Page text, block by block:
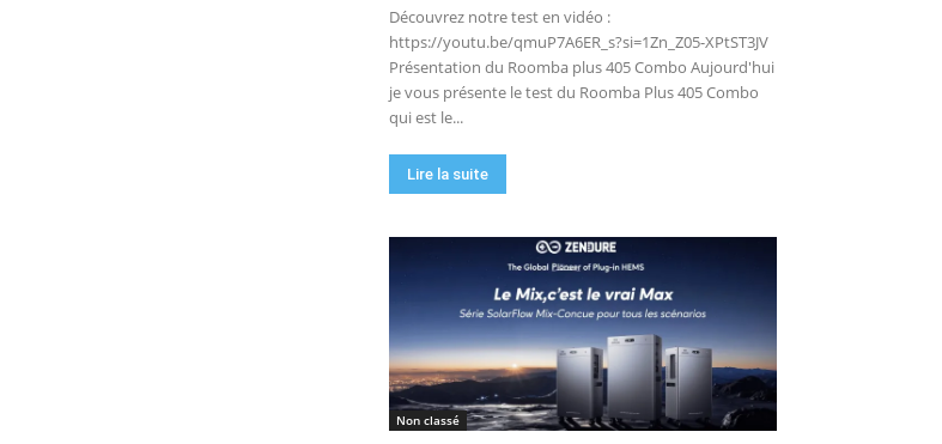
Découvrez notre test en vidéo :
https://youtu.be/qmuP7A6ER_s?si=1Zn_Z05-XPtST3JV
Présentation du Roomba plus 405 Combo Aujourd'hui
je vous présente le test du Roomba Plus 405 Combo
qui est le...
Lire la suite
Non classé